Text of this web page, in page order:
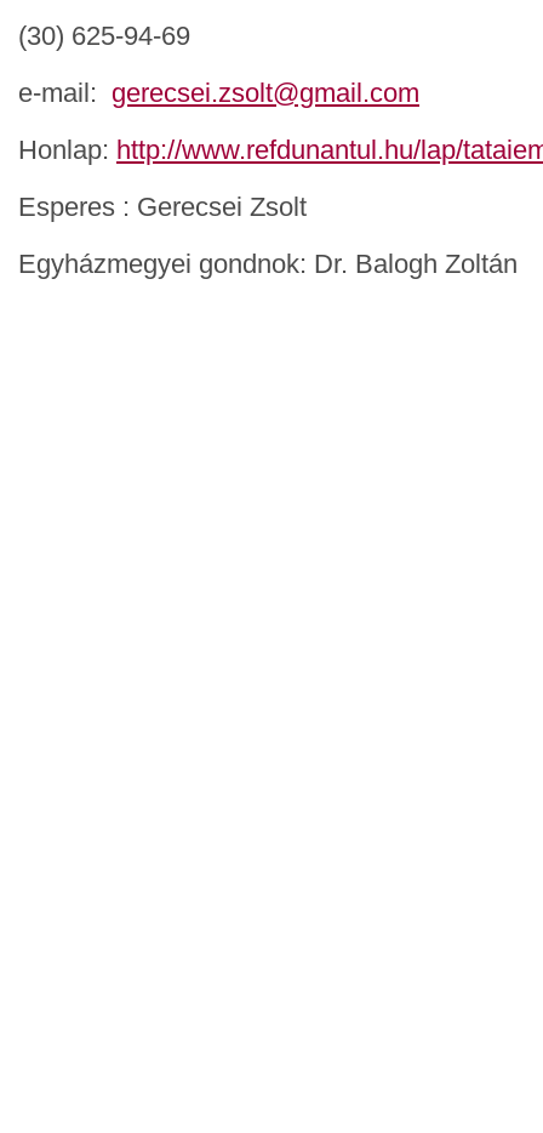
(30) 625-94-69
e-mail: gerecsei.zsolt@gmail.com
Honlap: http://www.refdunantul.hu/lap/
Esperes : Gerecsei Zsolt
Egyházmegyei gondnok: Dr. Balogh Zoltán